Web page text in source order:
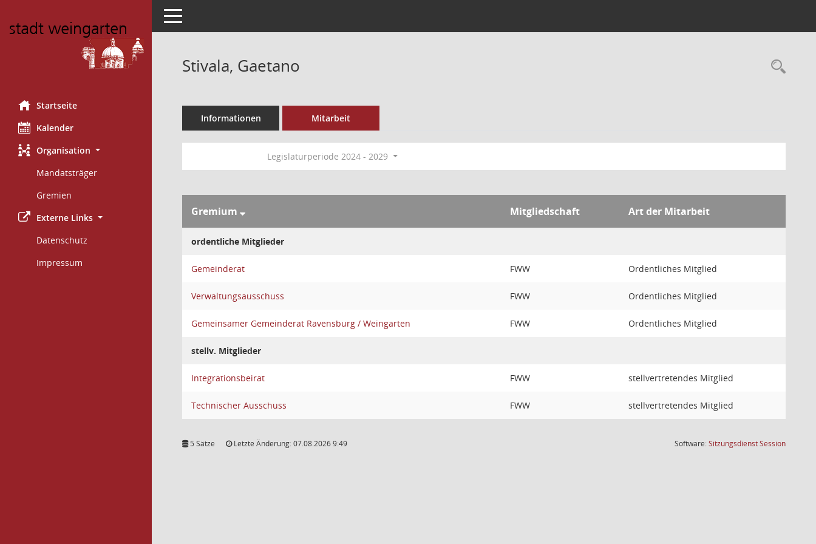
Startseite
Kalender
Organisation
Mandatsträger
Gremien
Externe Links
Datenschutz
Impressum
Toggle navigation
Stivala, Gaetano
Informationen Mitarbeit
Legislaturperiode 2024 - 2029
Gremium Mitgliedschaft Art der Mitarbeit
ordentliche Mitglieder
Gemeinderat FWW Ordentliches Mitglied
Verwaltungsausschuss FWW Ordentliches Mitglied
Gemeinsamer Gemeinderat Ravensburg / Weingarten FWW Ordentliches Mitglied
stellv. Mitglieder
Integrationsbeirat FWW stellvertretendes Mitglied
Technischer Ausschuss FWW stellvertretendes Mitglied
5 Sätze Letzte Änderung: 07.08.2026 9:49 Software:SitzungsdienstSession(Wird in